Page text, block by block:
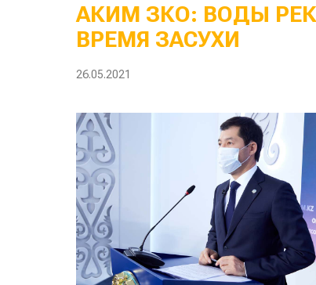
АКИМ ЗКО: ВОДЫ
ВРЕМЯ ЗАСУХИ
26.05.2021
Казахстанское